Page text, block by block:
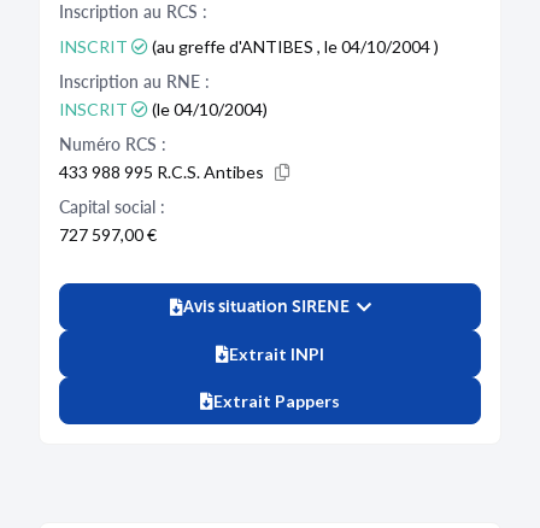
Inscription au RCS :
INSCRIT
(au greffe d'ANTIBES , le 04/10/2004 )
Inscription au RNE :
INSCRIT
(le 04/10/2004)
Numéro RCS :
433 988 995 R.C.S. Antibes
Capital social :
727 597,00 €
Avis situation SIRENE
Extrait INPI
Extrait Pappers